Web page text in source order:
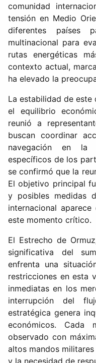
comunidad
tensión en Medio
diferentes países
multinacional para
rutas energéticas
contexto actual,
ha elevado la
La estabilidad de
el equilibrio
reunió a
buscan coordinar
navegación en la
específicos de los
se confirmó que la
El objetivo principal
y posibles medidas
internacional
este momento crítico.
El Estrecho de
significativa del
enfrenta una
restricciones en esta
inmediatas en los
interrupción del
estratégica genera
económicos.
observado con
altos mandos